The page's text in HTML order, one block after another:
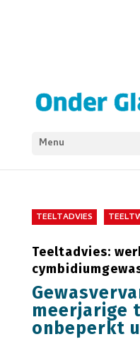
Menu
TEELTADVIES
Teeltadvies:
meerjarige
onbeperkt